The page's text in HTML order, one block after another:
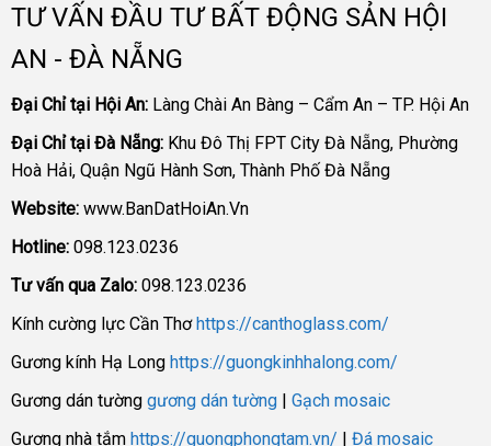
TƯ VẤN ĐẦU TƯ BẤT ĐỘNG SẢN HỘI
AN - ĐÀ NẴNG
Đại Chỉ tại Hội An:Làng Chài An Bàng – Cẩm An – TP. Hội An
Đại Chỉ tại Đà Nẵng:Khu Đô Thị FPT City Đà Nẵng, Phường
Hoà Hải, Quận Ngũ Hành Sơn, Thành Phố Đà Nẵng
Website:www.BanDatHoiAn.Vn
Hotline:098.123.0236
Tư vấn qua Zalo:098.123.0236
Kính cường lực Cần Thơhttps://canthoglass.com/
Gương kính Hạ Long https://guongkinhhalong.com/
Gương dán tường gương dán tường| Gạch mosaic
Gương nhà tắm https://guongphongtam.vn/ | Đá mosaic